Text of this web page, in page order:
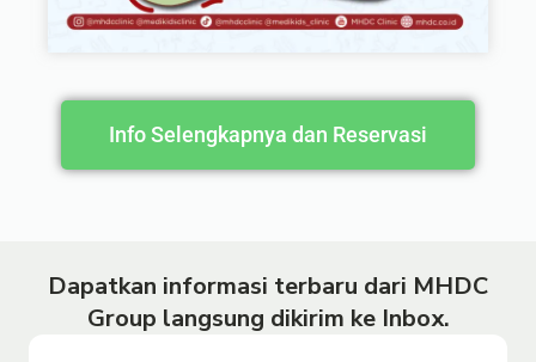
Info Selengkapnya dan Reservasi
Dapatkan informasi terbaru dari MHDC
Group langsung dikirim ke Inbox.